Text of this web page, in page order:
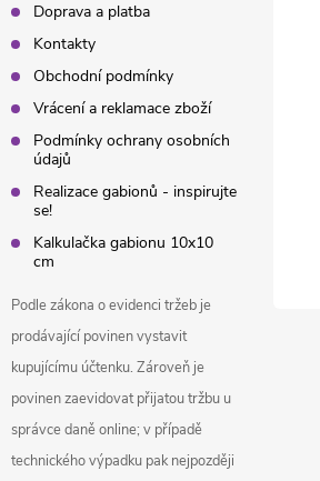
Doprava a platba
Kontakty
Obchodní podmínky
Vrácení a reklamace zboží
Podmínky ochrany osobních
údajů
Realizace gabionů - inspirujte
se!
Kalkulačka gabionu 10x10
cm
Podle zákona o evidenci tržeb je
prodávající povinen vystavit
kupujícímu účtenku. Zároveň je
povinen zaevidovat přijatou tržbu u
správce daně online; v případě
technického výpadku pak nejpozději